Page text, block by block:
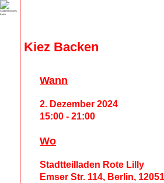
Kiez Backen
Wann
2. Dezember 2024
15:00 - 21:00
Wo
Stadtteilladen Rote Lilly
Emser Str. 114, Berlin, 12051